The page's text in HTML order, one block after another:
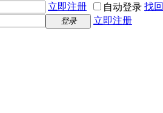
立即注册 自动登录 找
登录 立即注册